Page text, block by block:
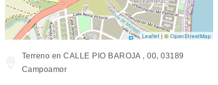
Leaflet| © OpenStreetMap
Terreno en CALLE PIO BAROJA , 00, 03189
Campoamor